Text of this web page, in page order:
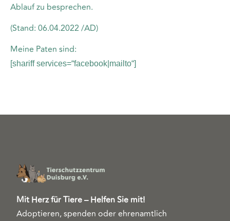
Ablauf zu besprechen.
(Stand: 06.04.2022 /AD)
Meine Paten sind:
[shariff services=“facebook|mailto“]
Mit Herz für Tiere – Helfen Sie mit!
Adoptieren, spenden oder ehrenamtlich